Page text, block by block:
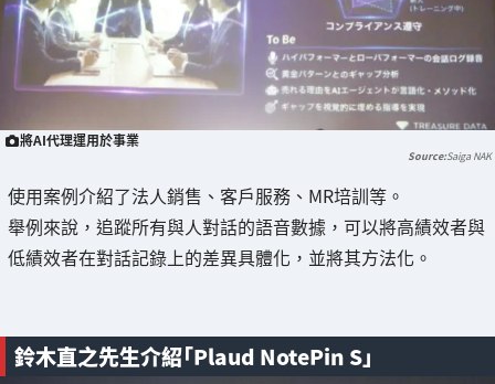
將AI代理運用於事業
Saiga NAK
使用案例介紹了法人銷售、客戶服務、MR培訓等。
舉例來說，追蹤所有與人對話的語音數據，可以將高績效者與
低績效者在對話記錄上的差異具體化，並將其方法化。
鈴木直之先生介紹「Plaud NotePin S」